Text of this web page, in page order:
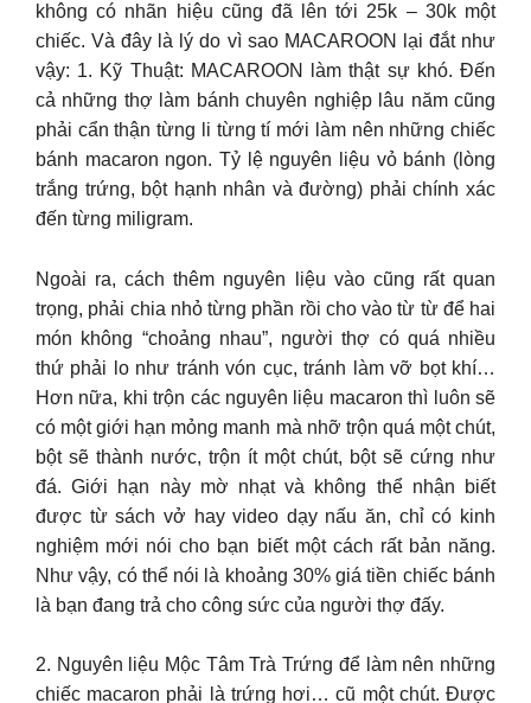
không có nhãn hiệu cũng đã lên tới 25k – 30k một
chiếc. Và đây là lý do vì sao MACAROON lại đắt như
vậy: 1. Kỹ Thuật: MACAROON làm thật sự khó. Đến
cả những thợ làm bánh chuyên nghiệp lâu năm cũng
phải cẩn thận từng li từng tí mới làm nên những chiếc
bánh macaron ngon. Tỷ lệ nguyên liệu vỏ bánh (lòng
trắng trứng, bột hạnh nhân và đường) phải chính xác
đến từng miligram.
Ngoài ra, cách thêm nguyên liệu vào cũng rất quan
trọng, phải chia nhỏ từng phần rồi cho vào từ từ để hai
món không “choảng nhau”, người thợ có quá nhiều
thứ phải lo như tránh vón cục, tránh làm vỡ bọt khí…
Hơn nữa, khi trộn các nguyên liệu macaron thì luôn sẽ
có một giới hạn mỏng manh mà nhỡ trộn quá một chút,
bột sẽ thành nước, trộn ít một chút, bột sẽ cứng như
đá. Giới hạn này mờ nhạt và không thể nhận biết
được từ sách vở hay video dạy nấu ăn, chỉ có kinh
nghiệm mới nói cho bạn biết một cách rất bản năng.
Như vậy, có thể nói là khoảng 30% giá tiền chiếc bánh
là bạn đang trả cho công sức của người thợ đấy.
2. Nguyên liệu Mộc Tâm Trà Trứng để làm nên những
chiếc macaron phải là trứng hơi… cũ một chút. Được